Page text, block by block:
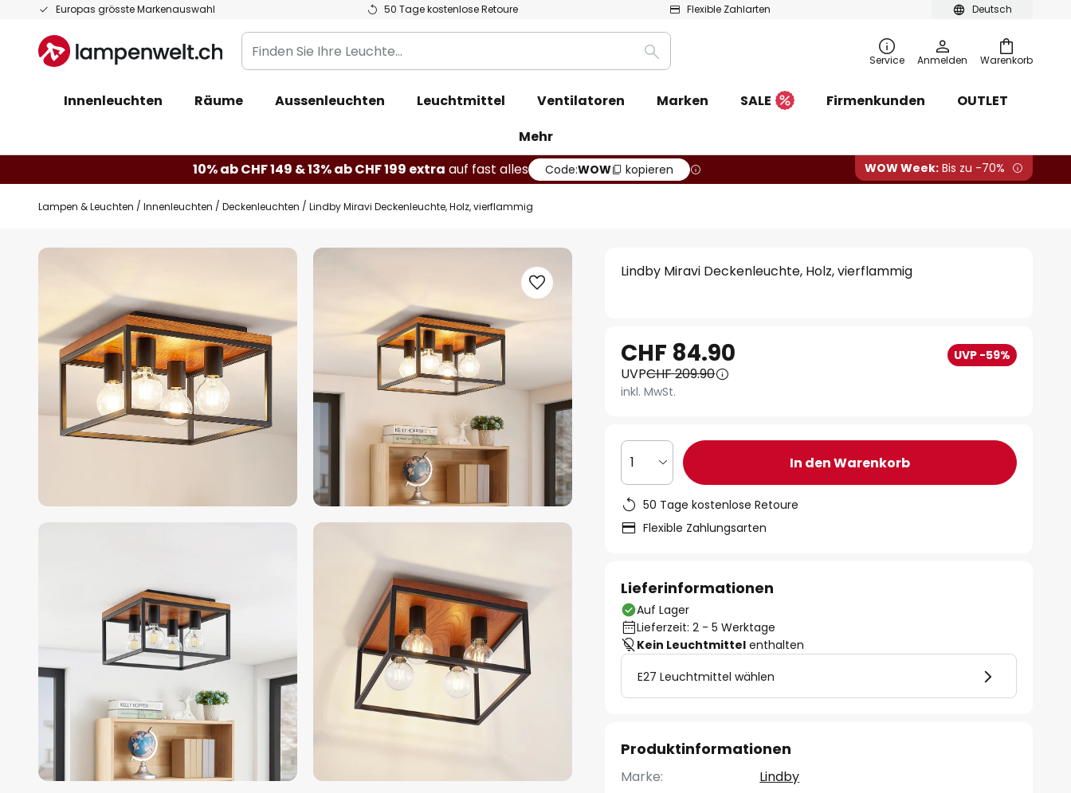
Deutsch
Europas grösste Markenauswahl 50 Tage kostenlose Retoure Flexible Zahlarten
Zum
springen
Warenkorb
Finden
Sie
Leuchte...
Suche Service Anmelden
Innenleuchten Räume Aussenleuchten Leuchtmittel Ventilatoren Marken SALE Firmenkunden
OUTLET
Mehr
10% ab CHF 149 & 13% ab CHF 199 extra auf fast alles Code:WOW kopieren WOW Week: Bis zu -70%
Lampen & Leuchten Innenleuchten Deckenleuchten Lindby Miravi Deckenleuchte, Holz, vierflammig
Zum
Bildgalerie
springen
Lindby Miravi Deckenleuchte, Holz, vierflammig
CHF 84.90 UVP -59%
UVPCHF 209.90
inkl. MwSt.
1 In den Warenkorb
50 Tage kostenlose Retoure
Flexible Zahlungsarten
Lieferinformationen
Auf Lager
Lieferzeit: 2 - 5 Werktage
Kein Leuchtmittel enthalten
E27 Leuchtmittel wählen
Produktinformationen
Marke:
Lindby